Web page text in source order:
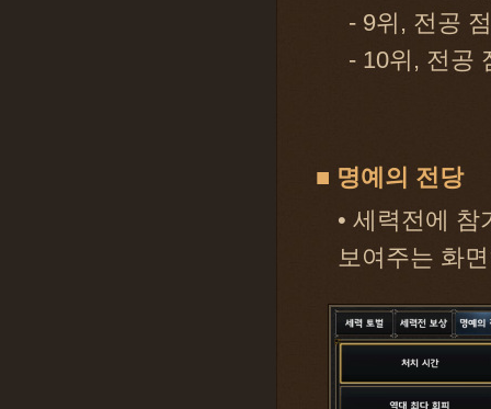
- 9위, 전공
- 10위, 전공
■ 명예의 전당
• 세력전에
보여주는 화